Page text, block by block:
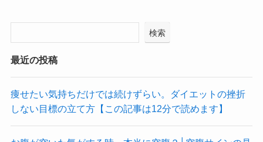
検索
最近の投稿
痩せたい気持ちだけでは続けずらい。ダイエットの挫折
しない目標の立て方【この記事は12分で読めます】